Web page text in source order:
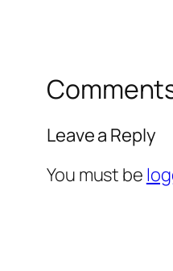
Leave a Reply
You must be